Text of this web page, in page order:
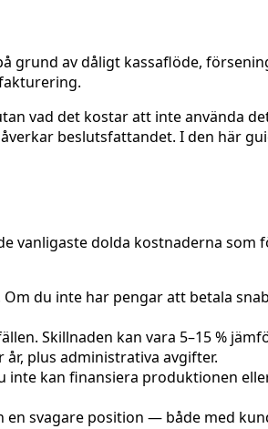
grund av dåligt kassaflöde,
vad det kostar att inte använda
beslutsfattandet. I den här
vanligaste dolda kostnaderna som
du inte har pengar att betala
Skillnaden kan vara 5–15 %
plus administrativa avgifter.
kan finansiera produktionen
svagare position — både med